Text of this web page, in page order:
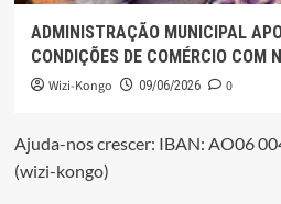
ADMINISTRAÇÃO MUNICIPAL
CONDIÇÕES DE COMÉRCIO COM
Wizi-Kongo 09/06/2026 0
Ajuda-nos crescer: IBAN: AO06
(wizi-kongo)